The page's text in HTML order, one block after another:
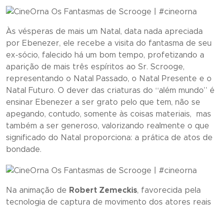
Às vésperas de mais um Natal, data nada apreciada
por Ebenezer, ele recebe a visita do fantasma de seu
ex-sócio, falecido há um bom tempo, profetizando a
aparição de mais três espíritos ao Sr. Scrooge,
representando o Natal Passado, o Natal Presente e o
Natal Futuro. O dever das criaturas do “além mundo” é
ensinar Ebenezer a ser grato pelo que tem, não se
apegando, contudo, somente às coisas materiais, mas
também a ser generoso, valorizando realmente o que
significado do Natal proporciona: a prática de atos de
bondade.
Na animação de Robert Zemeckis, favorecida pela
tecnologia de captura de movimento dos atores reais